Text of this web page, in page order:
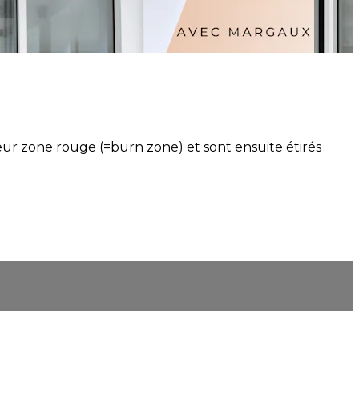
zone rouge (=burn zone) et sont ensuite étirés